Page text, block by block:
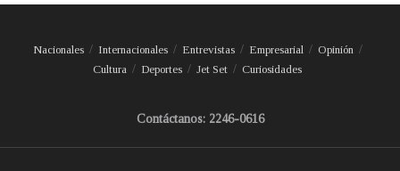
Nacionales Internacionales Entrevistas Empresarial
Opinión
Cultura
Deportes Jet Set Curiosidades
Contáctanos: 2246-0616